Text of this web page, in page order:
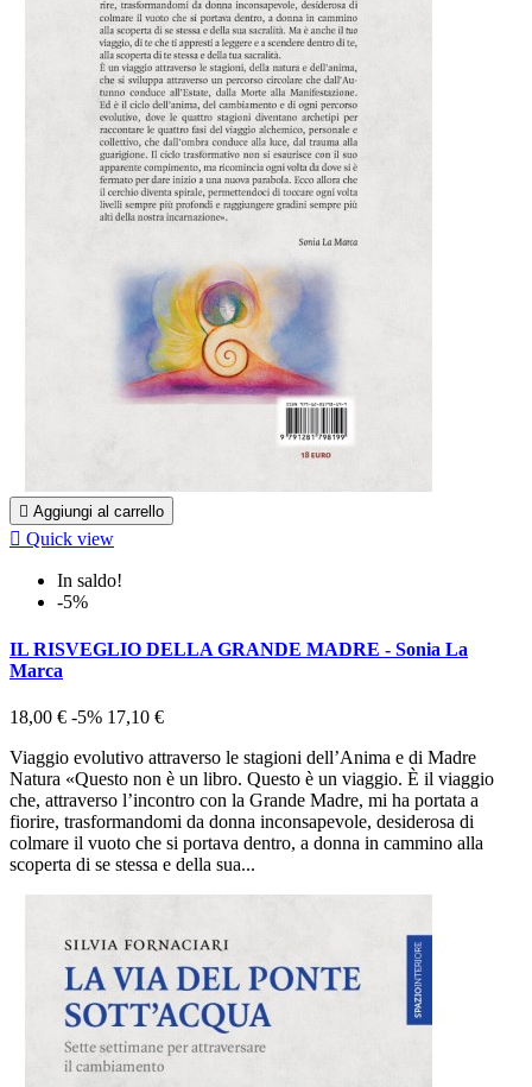
 Aggiungi al carrello
 Quick view
In saldo!
-5%
IL RISVEGLIO DELLA GRANDE MADRE - Sonia La
Marca
18,00 € -5% 17,10 €
Viaggio evolutivo attraverso le stagioni dell’Anima e di Madre
Natura «Questo non è un libro. Questo è un viaggio. È il viaggio
che, attraverso l’incontro con la Grande Madre, mi ha portata a
fiorire, trasformandomi da donna inconsapevole, desiderosa di
colmare il vuoto che si portava dentro, a donna in cammino alla
scoperta di se stessa e della sua...